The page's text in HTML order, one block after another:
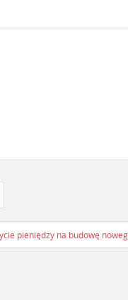
pieniędzy na budowę